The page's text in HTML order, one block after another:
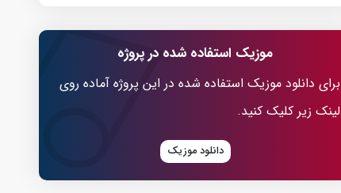
موزیک استفاده شده در پروژه
برای دانلود موزیک استفاده شده در این پروژه آماده روی
لینک زیر کلیک کنید.
دانلود موزیک